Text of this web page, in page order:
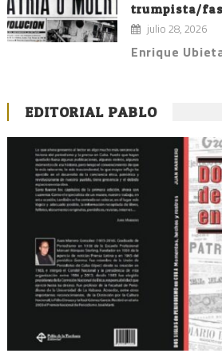
trumpista/
julio 28, 2026
Enrique
EDITORIAL PABLO